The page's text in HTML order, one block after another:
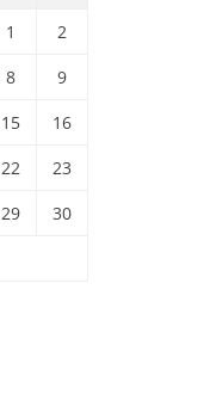
1
2
8
9
15
16
22
23
29
30